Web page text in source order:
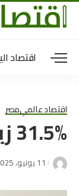
اقتصاد
اقتصاد عالميمصر
31.5% زيادة في صادرات مصر لدول البريكس خلال 2024
11 يونيو، 2025